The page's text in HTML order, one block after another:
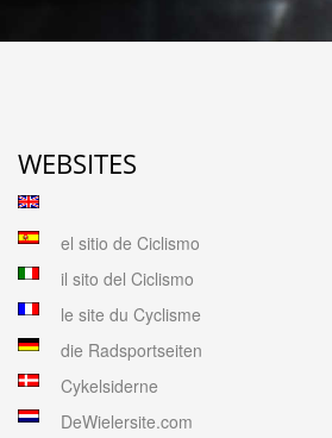
WEBSITES
el sitio de Ciclismo
il sito del Ciclismo
le site du Cyclisme
die Radsportseiten
Cykelsiderne
DeWielersite.com